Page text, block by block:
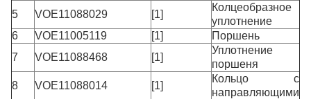
5
VOE11088029 [1]
Колцеобразное
уплотнение
6
VOE11005119 [1]
Поршень
7
VOE11088468 [1]
Уплотнение
поршеня
8
VOE11088014 [1]
Кольцо с
направляющими